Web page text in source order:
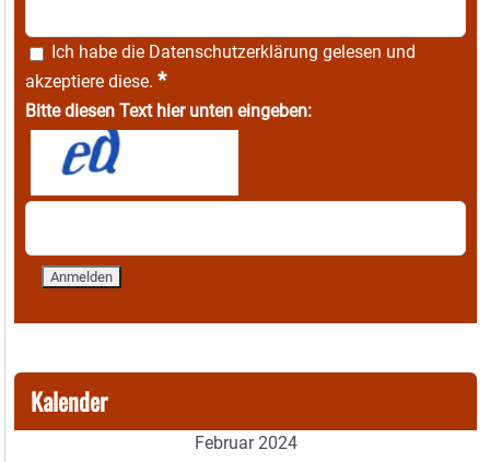
Ich habe die Datenschutzerklärung gelesen und
akzeptiere diese. *
Bitte diesen Text hier unten eingeben:
Kalender
Februar 2024